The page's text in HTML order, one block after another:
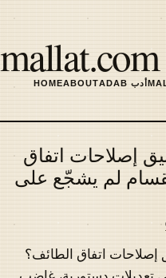
main
content
mallat.com
HOMEABOUT ADAB أدب
Latest
articles
إصلاحات اتفاق
لم يشجّع على
إصلاحات اتفاق الطائف؟